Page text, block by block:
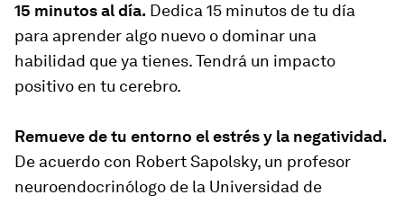
15 minutos al día. Dedica 15 minutos de tu día
para aprender algo nuevo o dominar una
habilidad que ya tienes. Tendrá un impacto
positivo en tu cerebro.
Remueve de tu entorno el estrés y la negatividad.
De acuerdo con Robert Sapolsky, un profesor
neuroendocrinólogo de la Universidad de